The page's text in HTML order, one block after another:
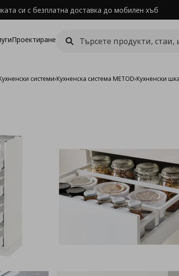
си с безплатна доставка до мобилен хъб
Проектиране
системи›Кухненска система METOD›Кухненски